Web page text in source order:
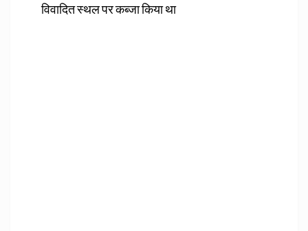
विवादित स्थल पर कब्जा किया था